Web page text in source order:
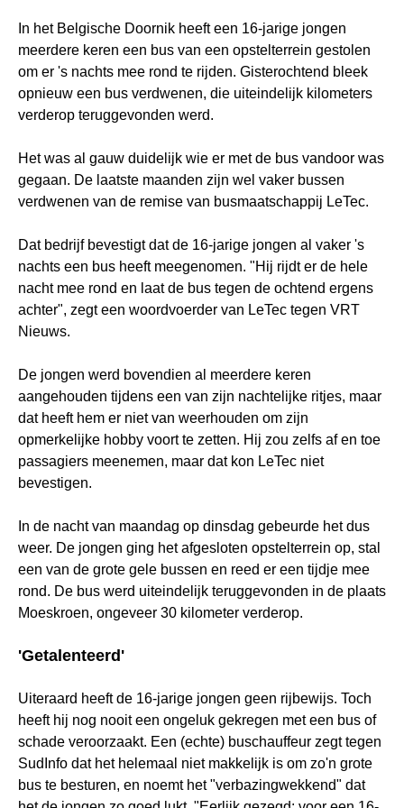
In het Belgische Doornik heeft een 16-jarige jongen
meerdere keren een bus van een opstelterrein gestolen
om er 's nachts mee rond te rijden. Gisterochtend bleek
opnieuw een bus verdwenen, die uiteindelijk kilometers
verderop teruggevonden werd.
Het was al gauw duidelijk wie er met de bus vandoor was
gegaan. De laatste maanden zijn wel vaker bussen
verdwenen van de remise van busmaatschappij LeTec.
Dat bedrijf bevestigt dat de 16-jarige jongen al vaker 's
nachts een bus heeft meegenomen. "Hij rijdt er de hele
nacht mee rond en laat de bus tegen de ochtend ergens
achter", zegt een woordvoerder van LeTec tegen VRT
Nieuws.
De jongen werd bovendien al meerdere keren
aangehouden tijdens een van zijn nachtelijke ritjes, maar
dat heeft hem er niet van weerhouden om zijn
opmerkelijke hobby voort te zetten. Hij zou zelfs af en toe
passagiers meenemen, maar dat kon LeTec niet
bevestigen.
In de nacht van maandag op dinsdag gebeurde het dus
weer. De jongen ging het afgesloten opstelterrein op, stal
een van de grote gele bussen en reed er een tijdje mee
rond. De bus werd uiteindelijk teruggevonden in de plaats
Moeskroen, ongeveer 30 kilometer verderop.
'Getalenteerd'
Uiteraard heeft de 16-jarige jongen geen rijbewijs. Toch
heeft hij nog nooit een ongeluk gekregen met een bus of
schade veroorzaakt. Een (echte) buschauffeur zegt tegen
SudInfo dat het helemaal niet makkelijk is om zo'n grote
bus te besturen, en noemt het "verbazingwekkend" dat